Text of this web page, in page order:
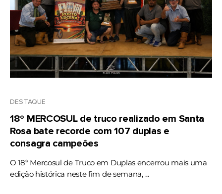
DESTAQUE
18º MERCOSUL de truco realizado em Santa
Rosa bate recorde com 107 duplas e
consagra campeões
O 18º Mercosul de Truco em Duplas encerrou mais uma
edição histórica neste fim de semana, ...